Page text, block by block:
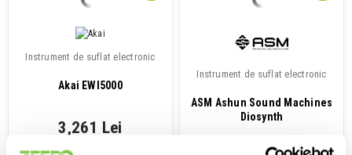
Instrument de suflat electronic
Akai EWI5000
3,261 Lei
Instrument de suflat electronic
ASM Ashun Sound Machines
Diosynth
7,424 Lei